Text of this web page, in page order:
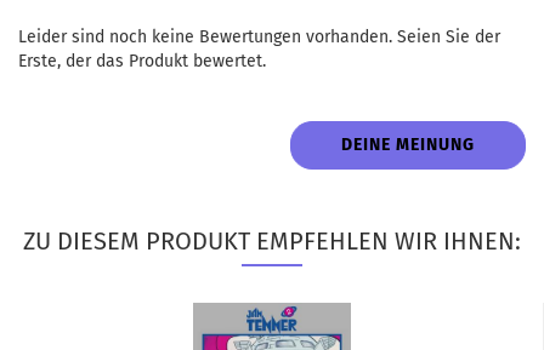
Leider sind noch keine Bewertungen vorhanden. Seien Sie der
Erste, der das Produkt bewertet.
DEINE MEINUNG
ZU DIESEM PRODUKT EMPFEHLEN WIR IHNEN: